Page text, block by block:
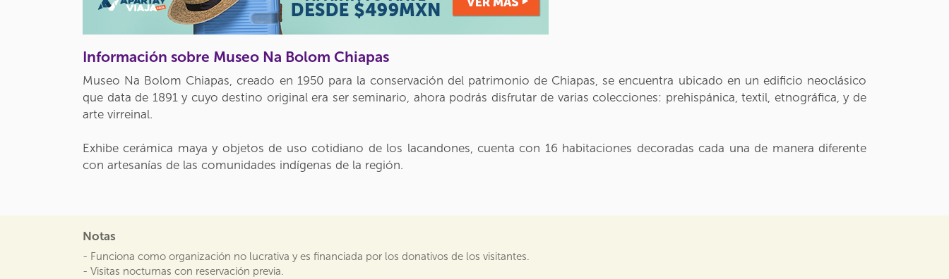
Información sobre Museo Na Bolom Chiapas
Museo Na Bolom Chiapas, creado en 1950 para la conservación del patrimonio de Chiapas, se encuentra ubicado en un edificio neoclásico
que data de 1891 y cuyo destino original era ser seminario, ahora podrás disfrutar de varias colecciones: prehispánica, textil, etnográfica, y de
arte virreinal.
Exhibe cerámica maya y objetos de uso cotidiano de los lacandones, cuenta con 16 habitaciones decoradas cada una de manera diferente
con artesanías de las comunidades indígenas de la región.
Notas
- Funciona como organización no lucrativa y es financiada por los donativos de los visitantes.
- Visitas nocturnas con reservación previa.